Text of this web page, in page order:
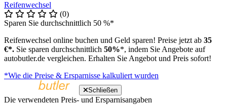
Reifenwechsel
(0)
Sparen Sie durchschnittlich 50 %*
Reifenwechsel online buchen und Geld sparen! Preise jetzt ab 35
€*. Sie sparen durchschnittlich 50%*, indem Sie Angebote auf
autobutler.de vergleichen. Erhalten Sie Angebot und Preis sofort!
*Wie die Preise & Ersparnisse kalkuliert wurden
Schließen
Die verwendeten Preis- und Ersparnisangaben